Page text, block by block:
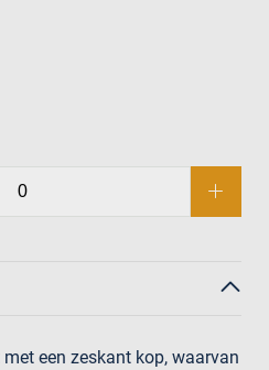
een zeskant kop, waarvan